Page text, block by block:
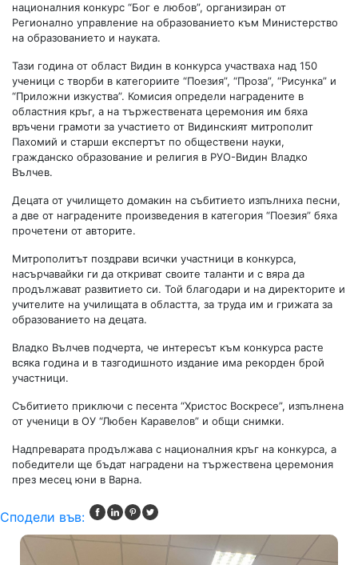
националния конкурс “Бог е любов”, организиран от
Регионално управление на образованието към Министерство
на образованието и науката.
Тази година от област Видин в конкурса участваха над 150
ученици с творби в категориите “Поезия”, “Проза”, “Рисунка” и
“Приложни изкуства”. Комисия определи наградените в
областния кръг, а на тържествената церемония им бяха
връчени грамоти за участието от Видинският митрополит
Пахомий и старши експертът по обществени науки,
гражданско образование и религия в РУО-Видин Владко
Вълчев.
Децата от училището домакин на събитието изпълниха песни,
а две от наградените произведения в категория “Поезия” бяха
прочетени от авторите.
Митрополитът поздрави всички участници в конкурса,
насърчавайки ги да откриват своите таланти и с вяра да
продължават развитието си. Той благодари и на директорите и
учителите на училищата в областта, за труда им и грижата за
образованието на децата.
Владко Вълчев подчерта, че интересът към конкурса расте
всяка година и в тазгодишното издание има рекорден брой
участници.
Събитието приключи с песента “Христос Воскресе”, изпълнена
от ученици в ОУ “Любен Каравелов” и общи снимки.
Надпреварата продължава с националния кръг на конкурса, а
победители ще бъдат наградени на тържествена церемония
през месец юни в Варна.
Сподели във: